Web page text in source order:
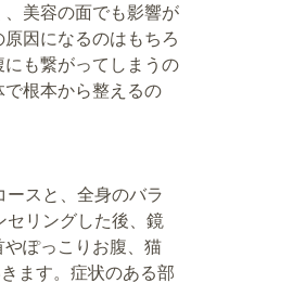
美容の面でも影響が
因になるのはもちろ
も繋がってしまうの
根本から整えるの
スと、全身のバラ
セリングした後、鏡
ぽっこりお腹、猫
ます。症状のある部